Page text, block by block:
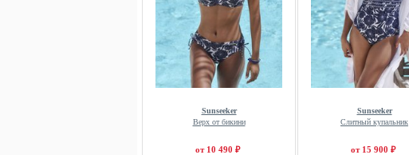
Sunseeker
Верх от бикини
от 10 490 ₽
Sunseeker
Слитный купальник
от 15 900 ₽